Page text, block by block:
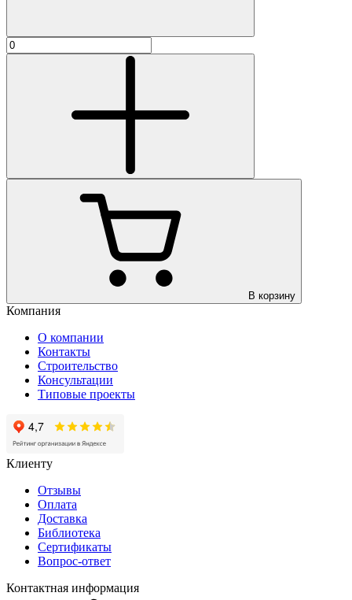
В корзину
Компания
О компании
Контакты
Строительство
Консультации
Типовые проекты
Клиенту
Отзывы
Оплата
Доставка
Библиотека
Сертификаты
Вопрос-ответ
Контактная информация